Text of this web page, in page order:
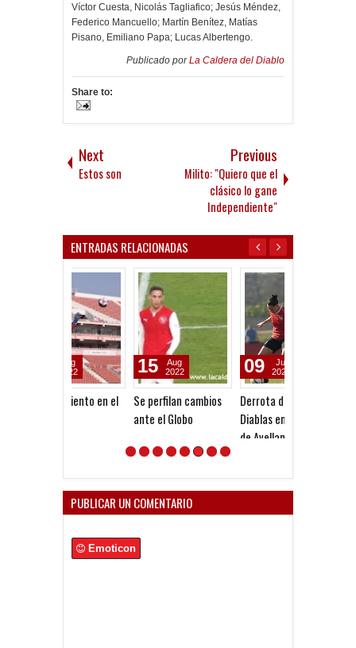
Víctor Cuesta, Nicolás Tagliafico; Jesús Méndez,
Federico Mancuello; Martín Benítez, Matías
Pisano, Emiliano Papa; Lucas Albertengo.
Publicado porLa Caldera del Diablo
Share to:
Next
Estos son
Previous
Milito: "Quiero que el
clásico lo gane
Independiente"
ENTRADAS RELACIONADAS
Se perfilan cambios
ante el Globo
15
Aug
2022
Derrota de Las
Diablas en el Clásico
de Avellaneda
09
2026
PUBLICAR UN COMENTARIO
Emoticon